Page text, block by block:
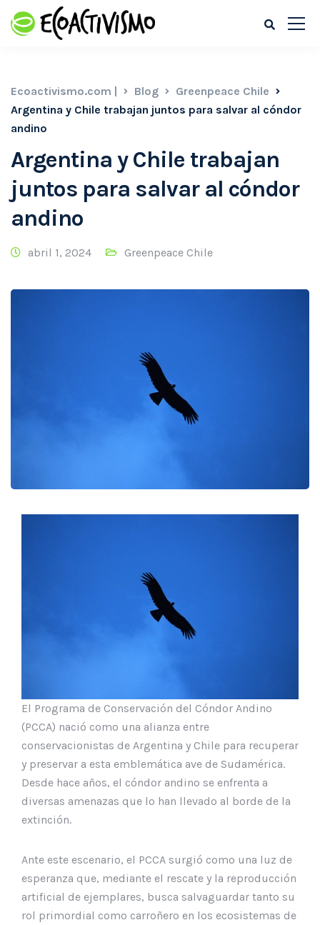
Ecoactivismo.com | Blog
Greenpeace Chile
Argentina y Chile trabajan juntos para salvar al cóndor
andino
Argentina y Chile trabajan
juntos para salvar al cóndor
andino
abril 1, 2024 Greenpeace Chile
El Programa de Conservación del Cóndor Andino
(PCCA) nació como una alianza entre
conservacionistas de Argentina y Chile para recuperar
y preservar a esta emblemática ave de Sudamérica.
Desde hace años, el cóndor andino se enfrenta a
diversas amenazas que lo han llevado al borde de la
extinción.
Ante este escenario, el PCCA surgió como una luz de
esperanza que, mediante el rescate y la reproducción
artificial de ejemplares, busca salvaguardar tanto su
rol primordial como carroñero en los ecosistemas de